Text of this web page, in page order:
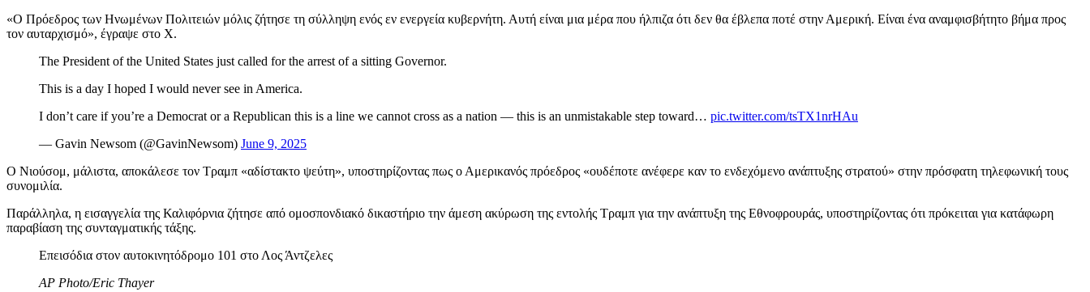
«Ο Πρόεδρος των Ηνωμένων Πολιτειών μόλις ζήτησε τη σύλληψη ενός εν ενεργεία κυβερνήτη. Αυτή είναι μια μέρα που ήλπιζα ότι δεν θα έβλεπα ποτέ στην Αμερική. Είναι ένα αναμφισβήτητο βήμα προς
τον αυταρχισμό», έγραψε στο X.
The President of the United States just called for the arrest of a sitting Governor.
This is a day I hoped I would never see in America.
I don’t care if you’re a Democrat or a Republican this is a line we cannot cross as a nation — this is an unmistakable step toward… pic.twitter.com/tsTX1nrHAu
— Gavin Newsom (@GavinNewsom) June 9, 2025
Ο Νιούσομ, μάλιστα, αποκάλεσε τον Τραμπ «αδίστακτο ψεύτη», υποστηρίζοντας πως ο Αμερικανός πρόεδρος «ουδέποτε ανέφερε καν το ενδεχόμενο ανάπτυξης στρατού» στην πρόσφατη τηλεφωνική τους
συνομιλία.
Παράλληλα, η εισαγγελία της Καλιφόρνια ζήτησε από ομοσπονδιακό δικαστήριο την άμεση ακύρωση της εντολής Τραμπ για την ανάπτυξη της Εθνοφρουράς, υποστηρίζοντας ότι πρόκειται για κατάφωρη
παραβίαση της συνταγματικής τάξης.
Επεισόδια στον αυτοκινητόδρομο 101 στο Λος Άντζελες
AP Photo/Eric Thayer